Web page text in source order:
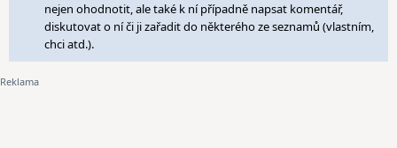
nejen ohodnotit, ale také k ní případně napsat komentář,
diskutovat o ní či ji zařadit do některého ze seznamů (vlastním,
chci atd.).